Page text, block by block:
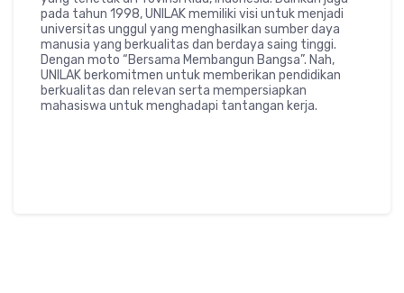
pada tahun 1998, UNILAK memiliki visi untuk menjadi
universitas unggul yang menghasilkan sumber daya
manusia yang berkualitas dan berdaya saing tinggi.
Dengan moto “Bersama Membangun Bangsa”. Nah,
UNILAK berkomitmen untuk memberikan pendidikan
berkualitas dan relevan serta mempersiapkan
mahasiswa untuk menghadapi tantangan kerja.